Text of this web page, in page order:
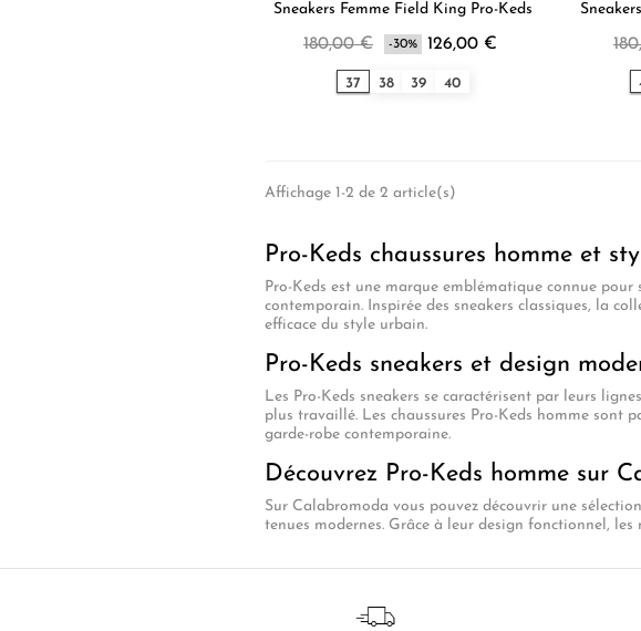
Sneakers Femme Field King Pro-Keds
180,00 € -30% 126,00 €
37 38 39 40
Affichage 1-2 de 2 article(s)
Pro-Keds chaussures homme et
Pro-Keds est une marque emblématique connue
contemporain. Inspirée des sneakers classiques, la
efficace du style urbain.
Pro-Keds sneakers et design
Les Pro-Keds sneakers se caractérisent par leurs
plus travaillé. Les chaussures Pro-Keds homme sont
garde-robe contemporaine.
Découvrez Pro-Keds homme sur
Sur Calabromoda vous pouvez découvrir une
tenues modernes. Grâce à leur design fonctionnel,